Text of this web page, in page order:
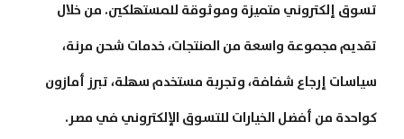
تسوق إلكتروني متميزة وموثوقة للمستهلكين. من خلال
تقديم مجموعة واسعة من المنتجات، خدمات شحن مرنة،
سياسات إرجاع شفافة، وتجربة مستخدم سهلة، تبرز أمازون
كواحدة من أفضل الخيارات للتسوق الإلكتروني في مصر.